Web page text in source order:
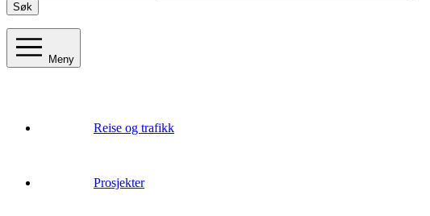
Søk
Meny
Reise og trafikk
Prosjekter